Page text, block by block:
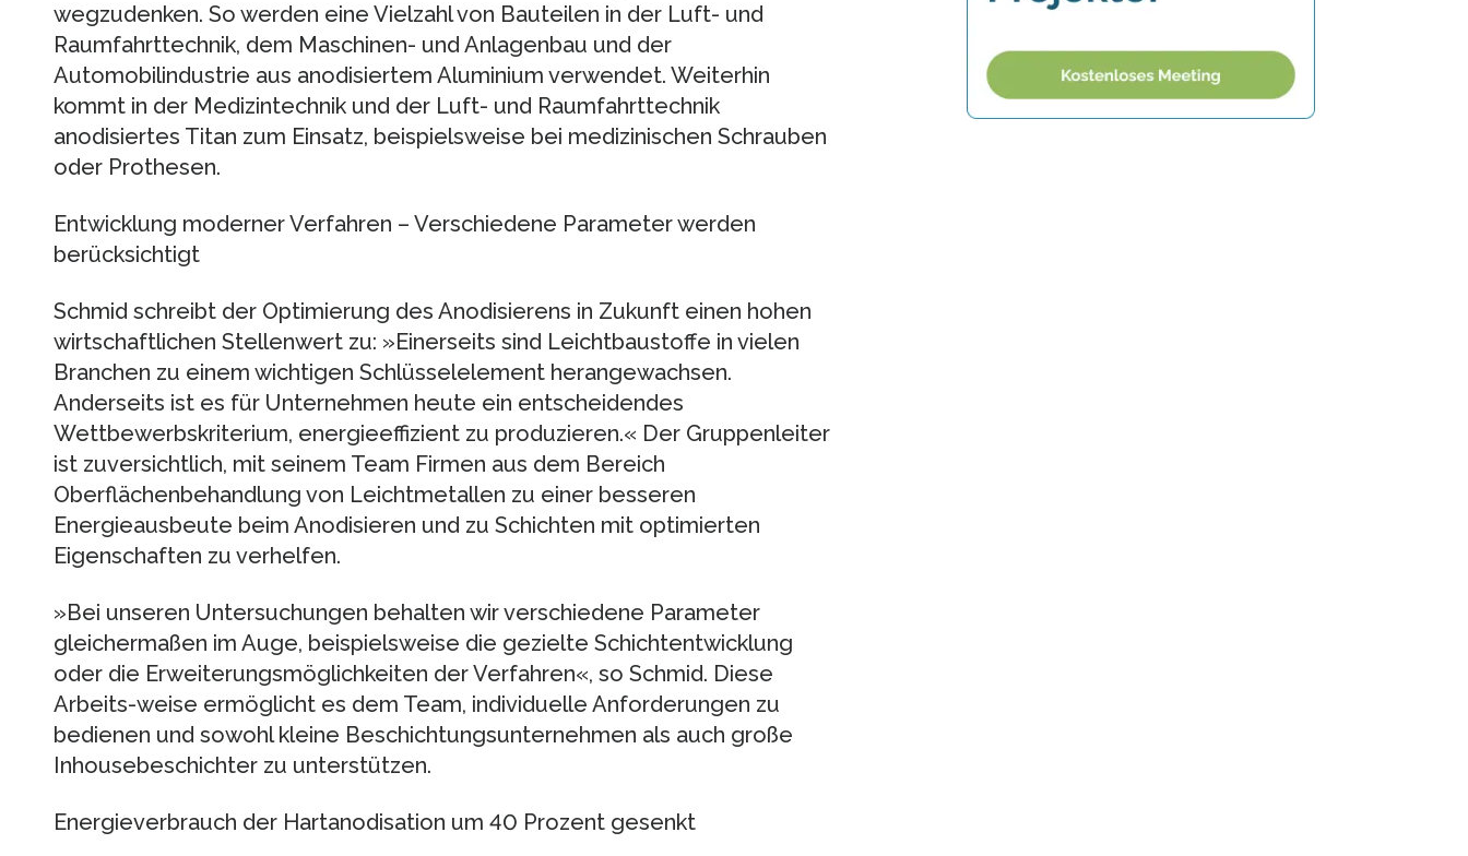
wegzudenken. So werden eine Vielzahl von Bauteilen in der Luft- und
Raumfahrttechnik, dem Maschinen- und Anlagenbau und der
Automobilindustrie aus anodisiertem Aluminium verwendet. Weiterhin
kommt in der Medizintechnik und der Luft- und Raumfahrttechnik
anodisiertes Titan zum Einsatz, beispielsweise bei medizinischen Schrauben
oder Prothesen.
Entwicklung moderner Verfahren – Verschiedene Parameter werden
berücksichtigt
Schmid schreibt der Optimierung des Anodisierens in Zukunft einen hohen
wirtschaftlichen Stellenwert zu: »Einerseits sind Leichtbaustoffe in vielen
Branchen zu einem wichtigen Schlüsselelement herangewachsen.
Anderseits ist es für Unternehmen heute ein entscheidendes
Wettbewerbskriterium, energieeffizient zu produzieren.« Der Gruppenleiter
ist zuversichtlich, mit seinem Team Firmen aus dem Bereich
Oberflächenbehandlung von Leichtmetallen zu einer besseren
Energieausbeute beim Anodisieren und zu Schichten mit optimierten
Eigenschaften zu verhelfen.
»Bei unseren Untersuchungen behalten wir verschiedene Parameter
gleichermaßen im Auge, beispielsweise die gezielte Schichtentwicklung
oder die Erweiterungsmöglichkeiten der Verfahren«, so Schmid. Diese
Arbeits-weise ermöglicht es dem Team, individuelle Anforderungen zu
bedienen und sowohl kleine Beschichtungsunternehmen als auch große
Inhousebeschichter zu unterstützen.
Energieverbrauch der Hartanodisation um 40 Prozent gesenkt